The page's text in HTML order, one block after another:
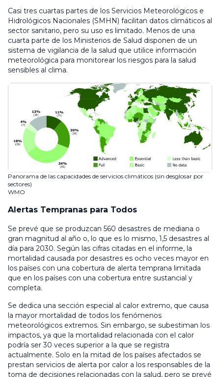
Casi tres cuartas partes de los Servicios Meteorológicos e
Hidrológicos Nacionales (SMHN) facilitan datos climáticos al
sector sanitario, pero su uso es limitado. Menos de una
cuarta parte de los Ministerios de Salud disponen de un
sistema de vigilancia de la salud que utilice información
meteorológica para monitorear los riesgos para la salud
sensibles al clima.
Panorama de las capacidades de servicios climáticos (sin desglosar por
sectores)
WMO
Alertas Tempranas para Todos
Se prevé que se produzcan 560 desastres de mediana o
gran magnitud al año o, lo que es lo mismo, 1,5 desastres al
día para 2030. Según las cifras citadas en el informe, la
mortalidad causada por desastres es ocho veces mayor en
los países con una cobertura de alerta temprana limitada
que en los países con una cobertura entre sustancial y
completa.
Se dedica una sección especial al calor extremo, que causa
la mayor mortalidad de todos los fenómenos
meteorológicos extremos. Sin embargo, se subestiman los
impactos, ya que la mortalidad relacionada con el calor
podría ser 30 veces superior a la que se registra
actualmente. Solo en la mitad de los países afectados se
prestan servicios de alerta por calor a los responsables de la
toma de decisiones relacionadas con la salud, pero se prevé